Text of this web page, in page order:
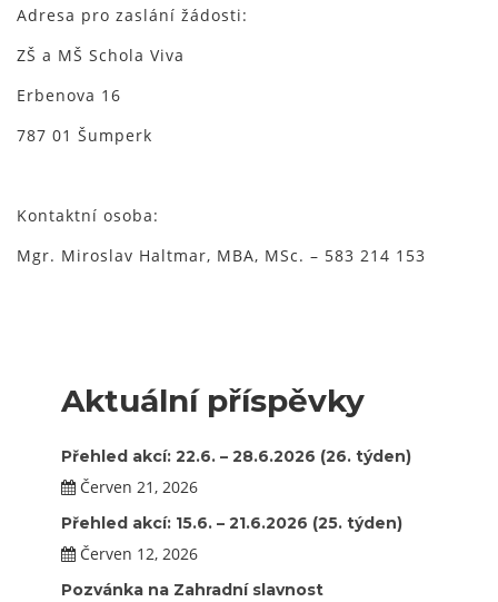
Adresa pro zaslání žádosti:
ZŠ a MŠ Schola Viva
Erbenova 16
787 01 Šumperk
Kontaktní osoba:
Mgr. Miroslav Haltmar, MBA, MSc. – 583 214 153
Aktuální příspěvky
Přehled akcí: 22.6. – 28.6.2026 (26. týden)
Červen 21, 2026
Přehled akcí: 15.6. – 21.6.2026 (25. týden)
Červen 12, 2026
Pozvánka na Zahradní slavnost